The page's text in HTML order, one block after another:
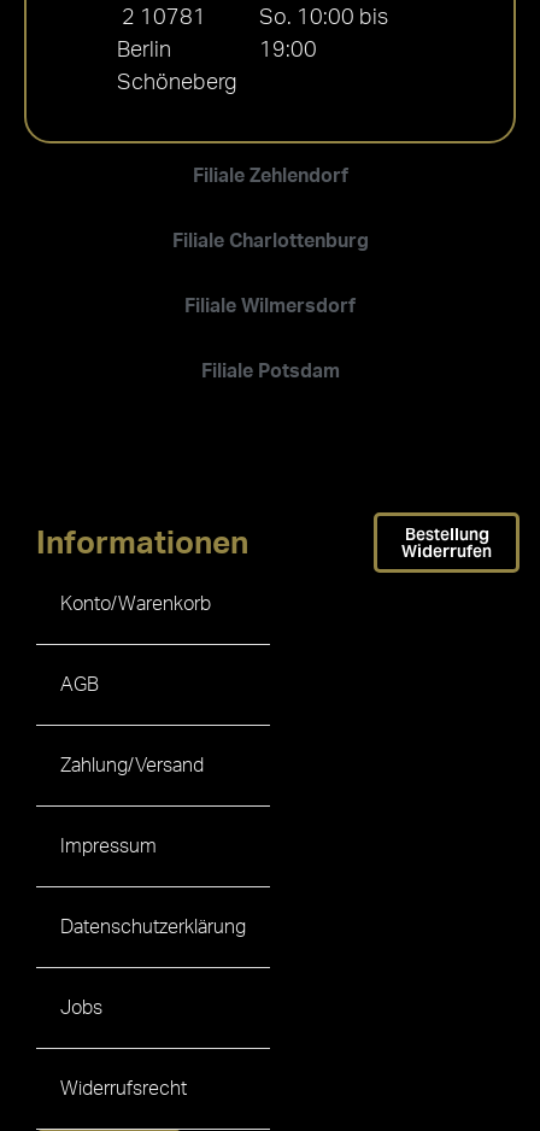
Filiale Zehlendorf
Filiale Charlottenburg
Filiale Wilmersdorf
Filiale Potsdam
2 10781
Berlin
Schöneberg
So. 10:00 bis
19:00
Informationen
Konto/Warenkorb
AGB
Zahlung/Versand
Impressum
Datenschutzerklärung
Jobs
Widerrufsrecht
Bestellung
Widerrufen